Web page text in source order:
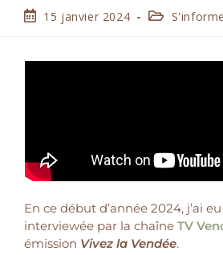
15 janvier 2024
En ce début d’année 2024, j’ai
interviewée par la chaîne TV
émission Vivez la Vendée.